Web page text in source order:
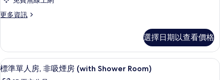
有
室
的
房
Western,
with
Shower
Room)
更多資訊
更
非
吸
煙
選擇日期以查看價格
顯
示
8
標準單人房, 非吸煙房 (with Shower Room)